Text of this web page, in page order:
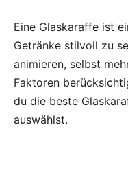
Eine Glaskaraffe ist
Getränke stilvoll zu
animieren, selbst
Faktoren
du die beste
auswählst.